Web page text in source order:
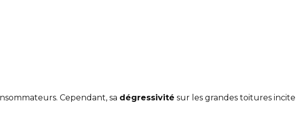
Cependant, sa dégressivité sur les grandes toitures incite